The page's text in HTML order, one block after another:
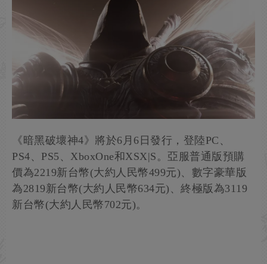
《暗黑破壞神4》將於6月6日發行，登陸PC、
PS4、PS5、XboxOne和XSX|S。亞服普通版預購
價為2219新台幣(大約人民幣499元)、數字豪華版
為2819新台幣(大約人民幣634元)、終極版為3119
新台幣(大約人民幣702元)。